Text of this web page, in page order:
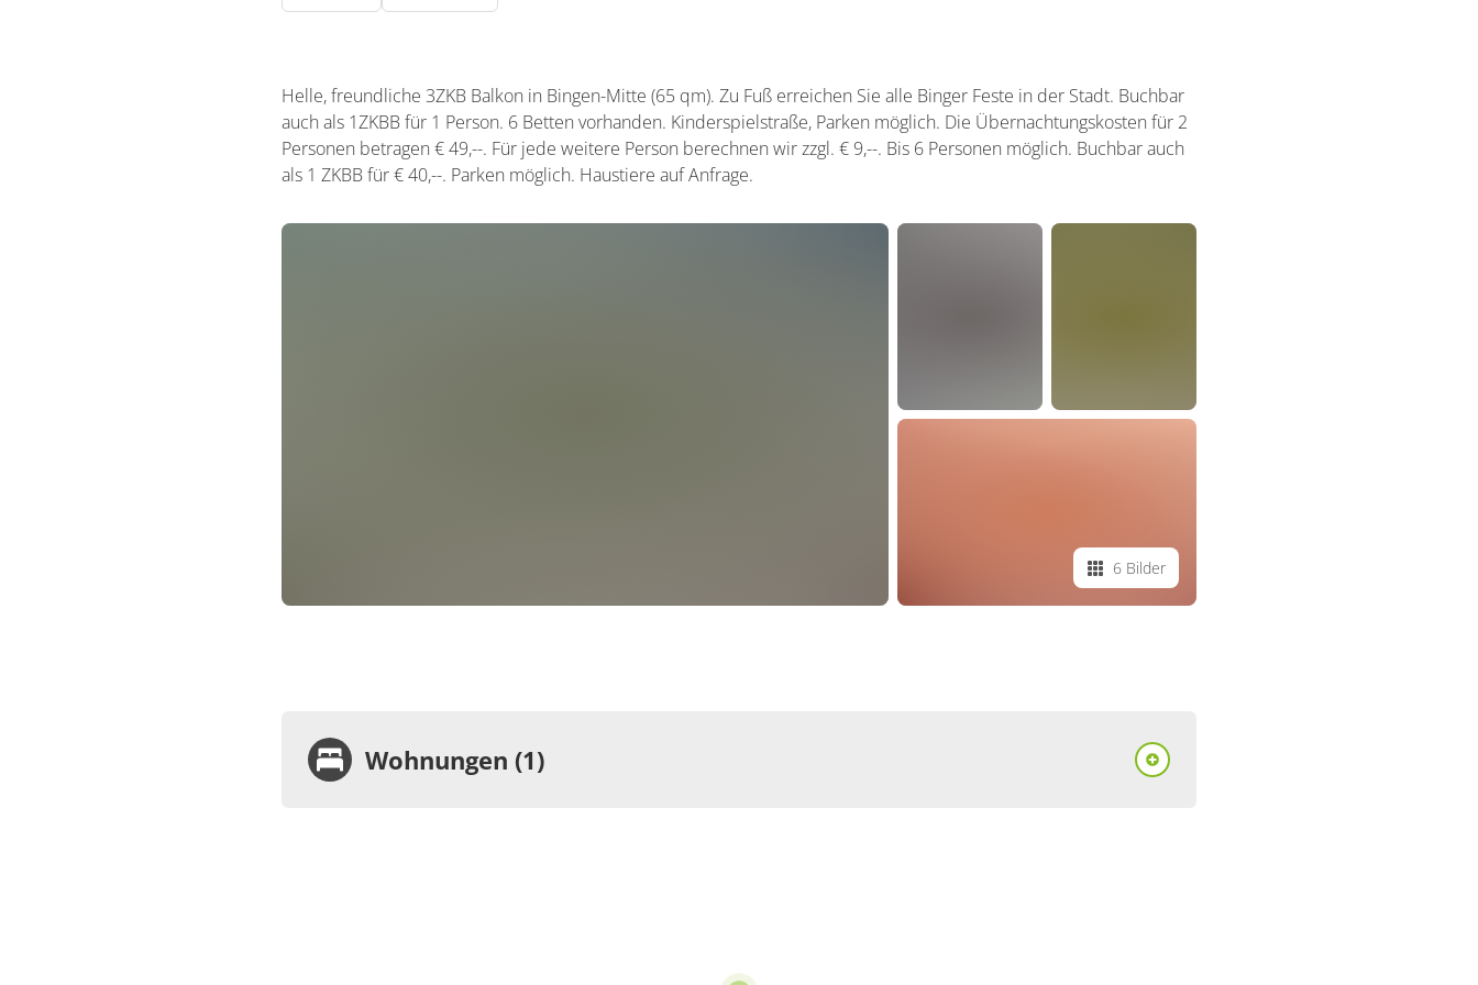
Helle, freundliche 3ZKB Balkon in Bingen-Mitte (65 qm). Zu Fuß erreichen Sie alle Binger Feste in der Stadt. Buchbar
auch als 1ZKBB für 1 Person. 6 Betten vorhanden. Kinderspielstraße, Parken möglich. Die Übernachtungskosten für 2
Personen betragen € 49,--. Für jede weitere Person berechnen wir zzgl. € 9,--. Bis 6 Personen möglich. Buchbar auch
als 1 ZKBB für € 40,--. Parken möglich. Haustiere auf Anfrage.
6 Bilder
Wohnungen (1)